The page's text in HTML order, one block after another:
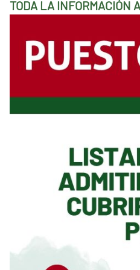
TODA LA INFORMACIÓN